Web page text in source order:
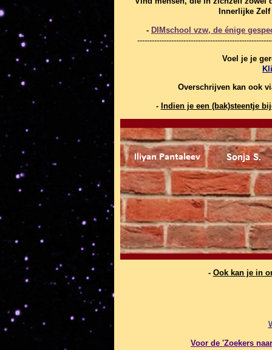
Innerlijke
- DIMschool vzw, de énige
Voel je je
Overschrijven kan ook
- Indien je een (bak)steentje
- Ook kan je in
Voor de 'Zoekers